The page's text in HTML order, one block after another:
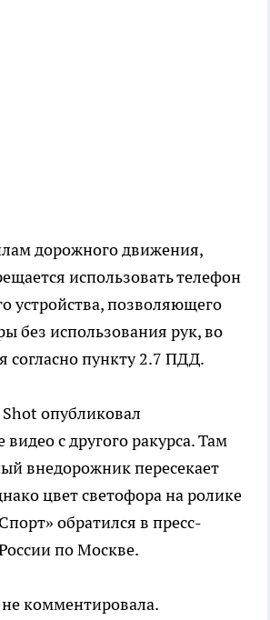
дорожного движения,
использовать телефон
устройства, позволяющего
без использования рук, во
согласно пункту 2.7 ПДД.
опубликовал
с другого ракурса. Там
внедорожник пересекает
цвет светофора на ролике
обратился в пресс-
по Москве.
комментировала.